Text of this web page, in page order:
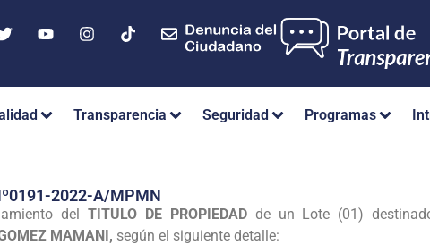
Transparencia Seguridad Programas
2022-A/MPMN
del TITULO DE PROPIEDADde un Lote (01)
MAMANI, según el siguiente detalle: